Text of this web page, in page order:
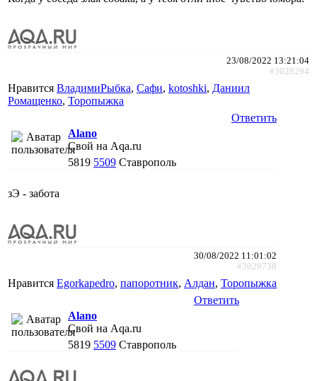
23/08/2022 13:21:04
#3028294
Нравится ВладимиРыбка, Сафи, kotoshki, Даниил
Ромащенко, Торопыжка
Ответить
Alano
Свой на Aqa.ru
5819 5509 Ставрополь
зЭ - забота
30/08/2022 11:01:02
#3029738
Нравится Egorkapedro, папоротник, Алдан, Торопыжка
Ответить
Alano
Свой на Aqa.ru
5819 5509 Ставрополь